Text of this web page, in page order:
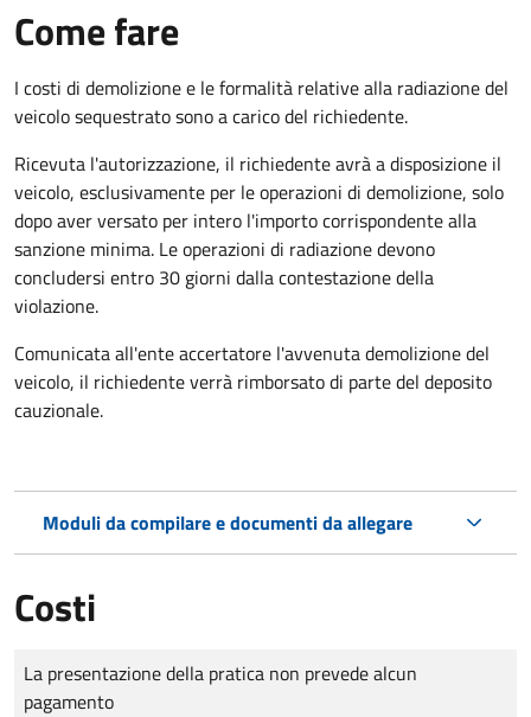
Come fare
I costi di demolizione e le formalità relative alla radiazione del
veicolo sequestrato sono a carico del richiedente.
Ricevuta l'autorizzazione, il richiedente avrà a disposizione il
veicolo, esclusivamente per le operazioni di demolizione, solo
dopo aver versato per intero l'importo corrispondente alla
sanzione minima. Le operazioni di radiazione devono
concludersi entro 30 giorni dalla contestazione della
violazione.
Comunicata all'ente accertatore l'avvenuta demolizione del
veicolo, il richiedente verrà rimborsato di parte del deposito
cauzionale.
Moduli da compilare e documenti da allegare
Costi
Tipo di pagamento
Importo
La presentazione della pratica non prevede alcun
pagamento